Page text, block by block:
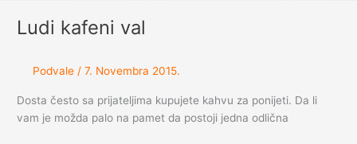
Ludi kafeni val
Podvale/ 7. Novembra 2015.
Dosta često sa prijateljima kupujete kahvu za ponijeti. Da li
vam je možda palo na pamet da postoji jedna odlična